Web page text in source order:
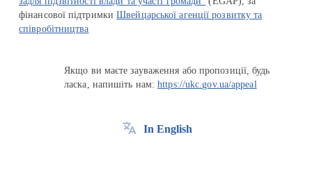
фінансової підтримкиШвейцарської агенції розвитку та
співробітництва
Якщо ви маєте зауваження або пропозиції, будь
ласка, напишіть нам:https://ukc.gov.ua/appeal
In English